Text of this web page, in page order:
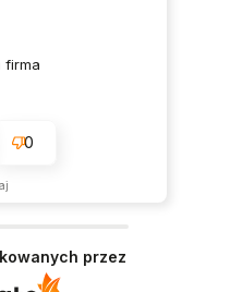
firma
0
przez